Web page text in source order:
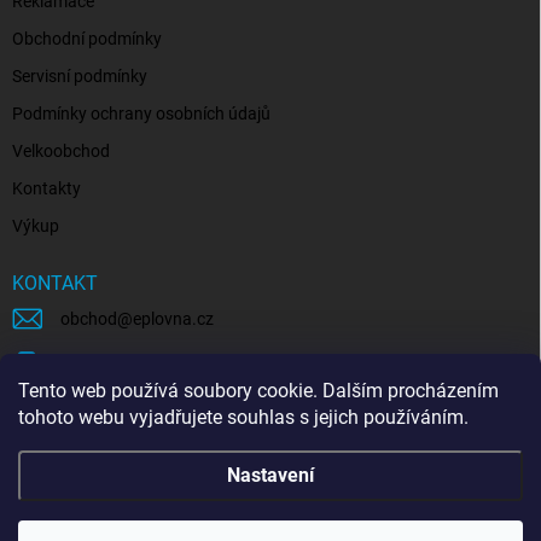
Tento web používá soubory cookie. Dalším procházením
tohoto webu vyjadřujete souhlas s jejich používáním.
Nastavení
Obchodní podmínky
Servisní podmínky
Podmínky ochrany osobních údajů
Velkoobchod
Kontakty
Výkup
KONTAKT
obchod @eplovna.cz
eplovna.cz